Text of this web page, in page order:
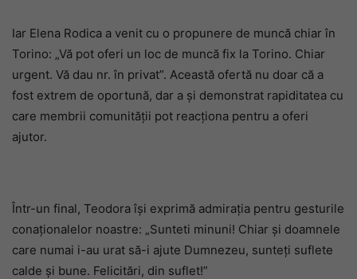
Iar Elena Rodica a venit cu o propunere de muncă chiar în
Torino: „Vă pot oferi un loc de muncă fix la Torino. Chiar
urgent. Vă dau nr. în privat”. Această ofertă nu doar că a
fost extrem de oportună, dar a și demonstrat rapiditatea cu
care membrii comunității pot reacționa pentru a oferi
ajutor.
Într-un final, Teodora își exprimă admirația pentru gesturile
conaționalelor noastre: „Sunteti minuni! Chiar și doamnele
care numai i-au urat să-i ajute Dumnezeu, sunteți suflete
calde și bune. Felicitări, din suflet!”